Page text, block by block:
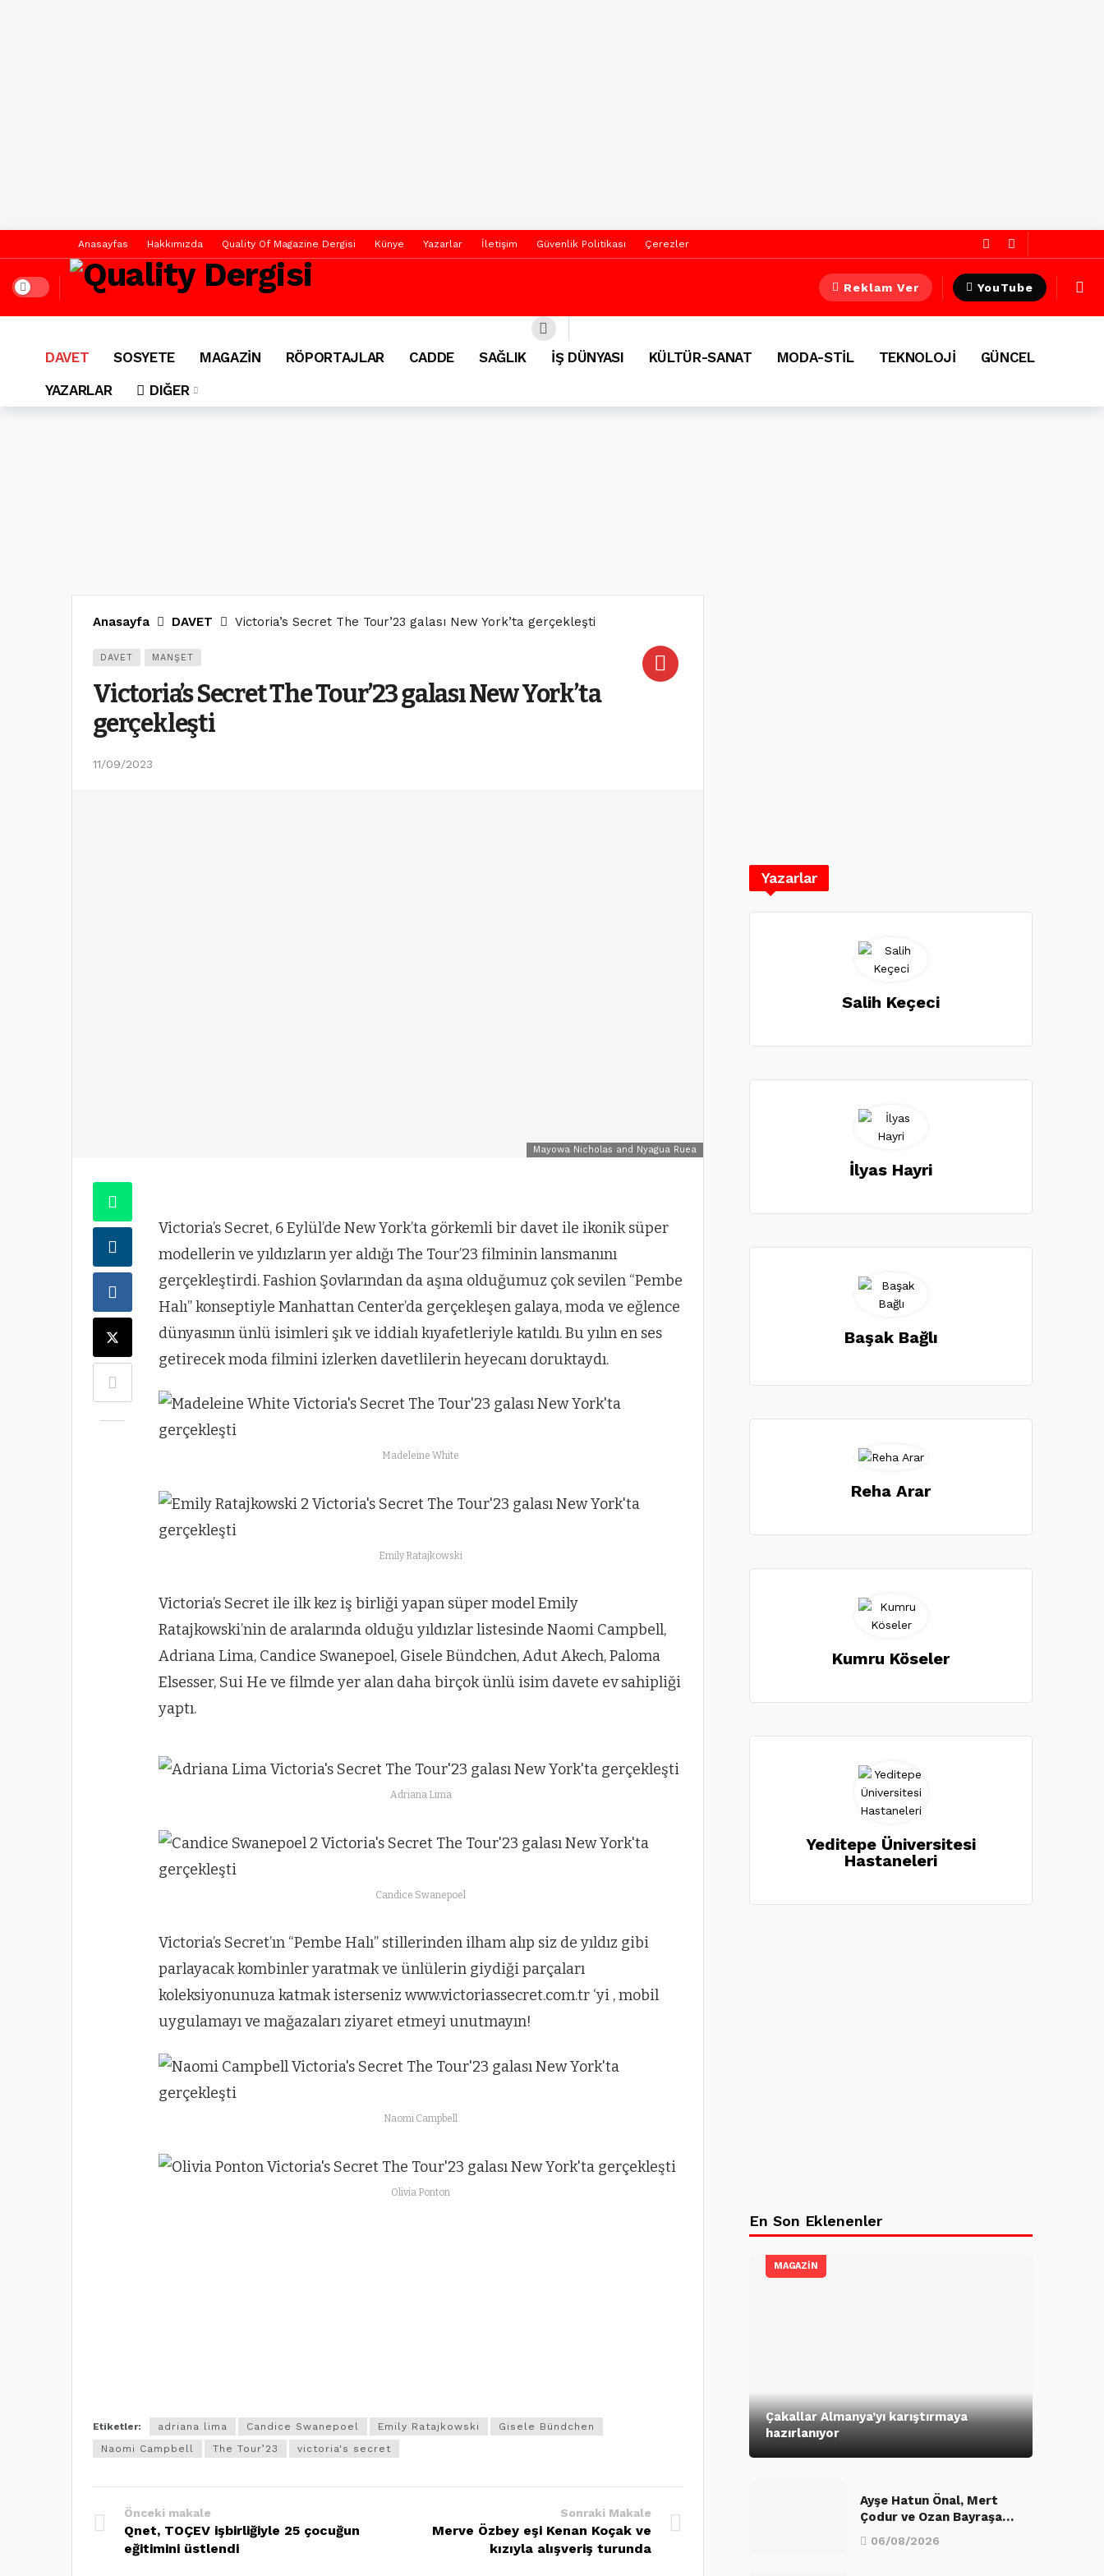
Anasayfas Hakkımızda Quality Of Magazine Dergisi Künye Yazarlar İletişim Güvenlik Politikası Çerezler
Dark mode Reklam Ver YouTube
DAVET SOSYETE MAGAZİN RÖPORTAJLAR CADDE SAĞLIK İŞ DÜNYASI KÜLTÜR-SANAT MODA-STİL TEKNOLOJİ
GÜNCEL
YAZARLAR
DIĞER
Anasayfa DAVET Victoria’s Secret The Tour’23 galası New York’ta gerçekleşti
DAVET MANŞET
Victoria’s Secret The Tour’23 galası New York’ta
gerçekleşti
11/09/2023
Mayowa Nicholas and Nyagua Ruea
Victoria’s Secret, 6 Eylül’de New York’ta görkemli bir davet ile ikonik süper
modellerin ve yıldızların yer aldığı The Tour’23 filminin lansmanını
gerçekleştirdi. Fashion Şovlarından da aşına olduğumuz çok sevilen “Pembe
Halı” konseptiyle Manhattan Center’da gerçekleşen galaya, moda ve eğlence
dünyasının ünlü isimleri şık ve iddialı kıyafetleriyle katıldı. Bu yılın en ses
getirecek moda filmini izlerken davetlilerin heyecanı doruktaydı.
Madeleine White
Emily Ratajkowski
Victoria’s Secret ile ilk kez iş birliği yapan süper model Emily
Ratajkowski’nin de aralarında olduğu yıldızlar listesinde Naomi Campbell,
Adriana Lima, Candice Swanepoel, Gisele Bündchen, Adut Akech, Paloma
Elsesser, Sui He ve filmde yer alan daha birçok ünlü isim davete ev sahipliği
yaptı.
Adriana Lima
Candice Swanepoel
Victoria’s Secret’ın “Pembe Halı” stillerinden ilham alıp siz de yıldız gibi
parlayacak kombinler yaratmak ve ünlülerin giydiği parçaları
koleksiyonunuza katmak isterseniz www.victoriassecret.com.tr ‘yi , mobil
uygulamayı ve mağazaları ziyaret etmeyi unutmayın!
Naomi Campbell
Olivia Ponton
Etiketler: adriana lima Candice Swanepoel Emily Ratajkowski
Gisele Bündchen
Naomi Campbell
The Tour’23 victoria's secret
Önceki makale
Qnet, TOÇEV işbirliğiyle 25 çocuğun
eğitimini üstlendi
Sonraki Makale
Merve Özbey eşi Kenan Koçak ve
kızıyla alışveriş turunda
Yazarlar
Salih Keçeci
İlyas Hayri
Başak Bağlı
Reha Arar
Kumru Köseler
Yeditepe Üniversitesi
Hastaneleri
En Son Eklenenler
MAGAZİN
Çakallar Almanya’yı karıştırmaya
hazırlanıyor
Ayşe Hatun Önal, Mert
Çodur ve Ozan Bayraşa…
06/08/2026